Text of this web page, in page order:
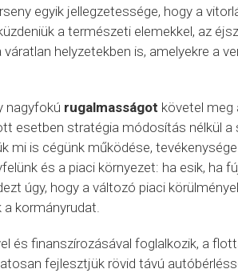
egyik jellegzetessége, hogy a
a természeti elemekkel, az
helyzetekben is, amelyekre a
nagyfokú rugalmasságot követel meg
esetben stratégia módosítás nélkül a
mi is cégünk működése,
és a piaci környezet: ha esik, ha
úgy, hogy a változó piaci
a kormányrudat.
és finanszírozásával foglalkozik, a
fejlesztjük rövid távú